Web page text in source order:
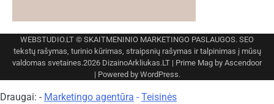
WEBSTUDIO.LT © SKAITMENINIO MARKETINGO PASLAUGOS. SEO
tekstų rašymas, turinio kūrimas, straipsnių rašymas ir talpinimas į mūsų
valdomas svetaines.2026 DizainoArkliukas.LT | Prime Mag by Ascendoor
| Powered by WordPress.
Draugai: - Marketingo agentūra - Teisinės